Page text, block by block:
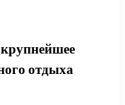
отдыха